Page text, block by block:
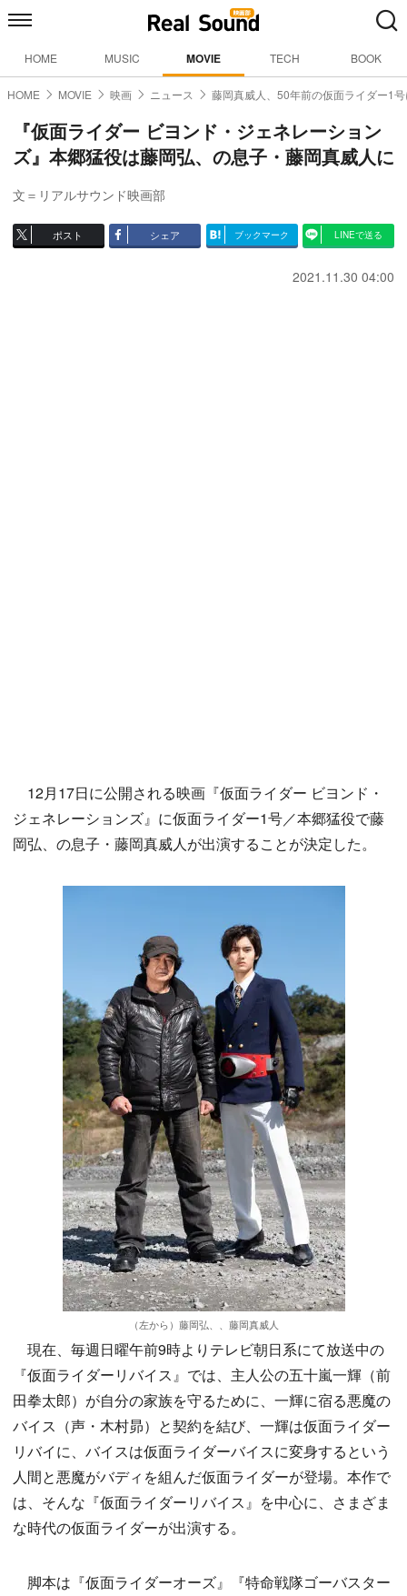
HOME MUSIC MOVIE TECH BOOK
HOME MOVIE 映画 ニュース 藤岡真威人、50年前の仮面ライダー1
『仮面ライダー ビヨンド・ジェネレーション
ズ』本郷猛役は藤岡弘、の息子・藤岡真威人に
文＝リアルサウンド映画部
ポスト シェア ブックマーク LINEで送る
2021.11.30 04:00
12月17日に公開される映画『仮面ライダー ビヨンド・
ジェネレーションズ』に仮面ライダー1号／本郷猛役で藤
岡弘、の息子・藤岡真威人が出演することが決定した。
（左から）藤岡弘、、藤岡真威人
現在、毎週日曜午前9時よりテレビ朝日系にて放送中の
『仮面ライダーリバイス』では、主人公の五十嵐一輝（前
田拳太郎）が自分の家族を守るために、一輝に宿る悪魔の
バイス（声・木村昴）と契約を結び、一輝は仮面ライダー
リバイに、バイスは仮面ライダーバイスに変身するという
人間と悪魔がバディを組んだ仮面ライダーが登場。本作で
は、そんな『仮面ライダーリバイス』を中心に、さまざま
な時代の仮面ライダーが出演する。
脚本は『仮面ライダーオーズ』『特命戦隊ゴーバスター